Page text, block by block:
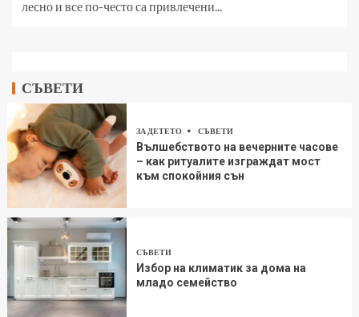
лесно и все по-често са привлечени...
СЪВЕТИ
ЗА ДЕТЕТО СЪВЕТИ
Вълшебството на вечерните часове
– как ритуалите изграждат мост
към спокойния сън
СЪВЕТИ
Избор на климатик за дома на
младо семейство